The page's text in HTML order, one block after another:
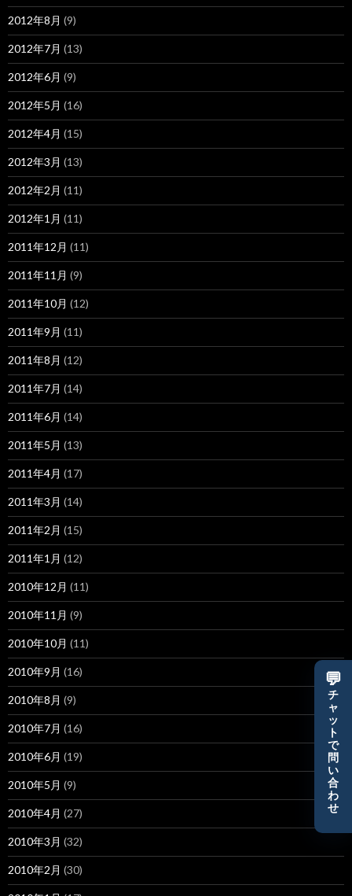
2012年8月 (9)
2012年7月 (13)
2012年6月 (9)
2012年5月 (16)
2012年4月 (15)
2012年3月 (13)
2012年2月 (11)
2012年1月 (11)
2011年12月 (11)
2011年11月 (9)
2011年10月 (12)
2011年9月 (11)
2011年8月 (12)
2011年7月 (14)
2011年6月 (14)
2011年5月 (13)
2011年4月 (17)
2011年3月 (14)
2011年2月 (15)
2011年1月 (12)
2010年12月 (11)
2010年11月 (9)
2010年10月 (11)
2010年9月 (16)
2010年8月 (9)
2010年7月 (16)
2010年6月 (19)
2010年5月 (9)
2010年4月 (27)
2010年3月 (32)
2010年2月 (30)
💬
チ
ャ
ッ
ト
で
問
い
合
わ
せ